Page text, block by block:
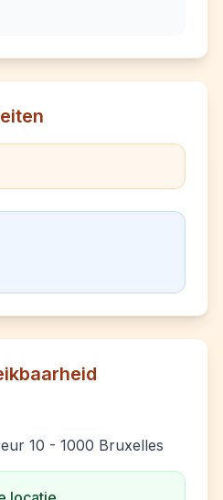
10 - 1000 Bruxelles